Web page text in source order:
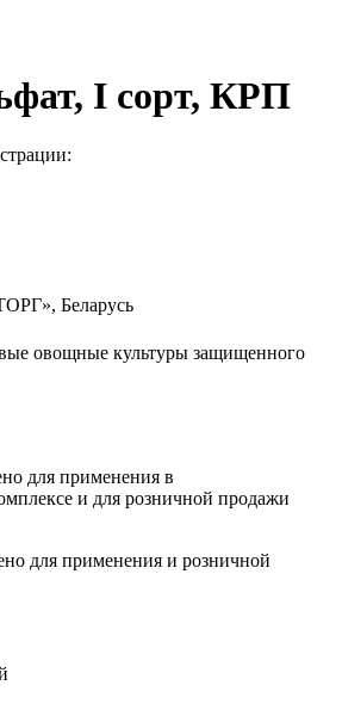
I cорт, КРП
Беларусь
овощные культуры защищенного
для применения в
и для розничной продажи
для применения и розничной